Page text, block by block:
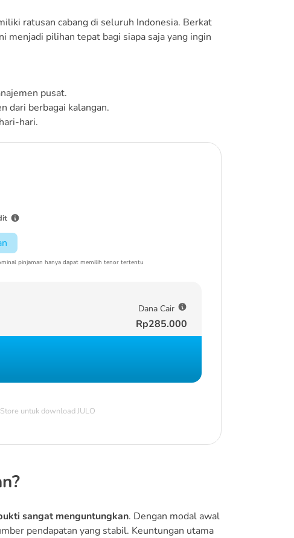
ratusan cabang di seluruh Indonesia. Berkat
menjadi pilihan tepat bagi siapa saja yang ingin
pusat.
dari berbagai kalangan.
hari.
pinjaman hanya dapat memilih tenor tertentu
Dana Cair
Rp285.000
untuk download JULO
sangat menguntungkan. Dengan modal awal
pendapatan yang stabil. Keuntungan utama